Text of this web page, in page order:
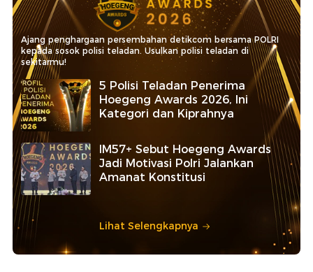
Ajang penghargaan persembahan detikcom bersama POLRI
kepada sosok polisi teladan. Usulkan polisi teladan di
sekitarmu!
5 Polisi Teladan Penerima
Hoegeng Awards 2026, Ini
Kategori dan Kiprahnya
IM57+ Sebut Hoegeng Awards
Jadi Motivasi Polri Jalankan
Amanat Konstitusi
Lihat Selengkapnya